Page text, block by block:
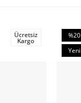
Ücretsiz
Kargo
%20
İndirim
Yeni